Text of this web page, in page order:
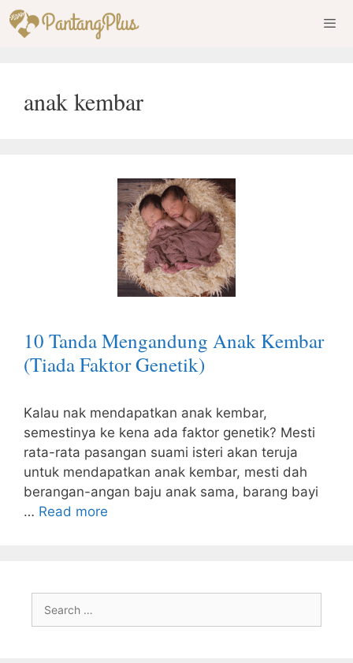
Skip
to
anak kembar
10 Tanda Mengandung Anak Kembar
(Tiada Faktor Genetik)
Kalau nak mendapatkan anak kembar,
semestinya ke kena ada faktor genetik? Mesti
rata-rata pasangan suami isteri akan teruja
untuk mendapatkan anak kembar, mesti dah
berangan-angan baju anak sama, barang bayi
… Read more
for: